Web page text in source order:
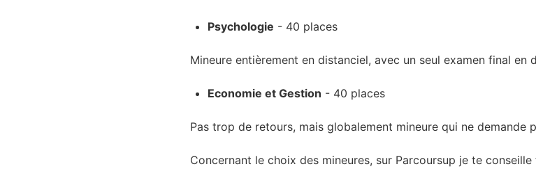
Psychologie - 40 places
Mineure entièrement en distanciel, avec un seul examen final en
Economie et Gestion - 40 places
Pas trop de retours, mais globalement mineure qui ne demande
Concernant le choix des mineures, sur Parcoursup je te